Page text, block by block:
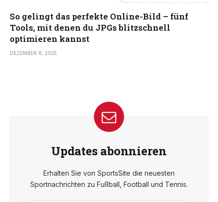
So gelingt das perfekte Online-Bild – fünf
Tools, mit denen du JPGs blitzschnell
optimieren kannst
DEZEMBER 8, 2025
Updates abonnieren
Erhalten Sie von SportsSite die neuesten
Sportnachrichten zu Fußball, Football und Tennis.